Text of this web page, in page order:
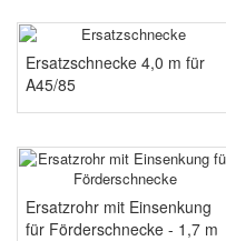
Ersatzschnecke 4,0 m für
A45/85
Ersatzrohr mit Einsenkung
für Förderschnecke - 1,7 m